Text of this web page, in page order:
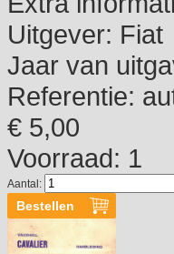
Uitgever: Fiat
Jaar van
Referentie:
€ 5,00
Voorraad: 1
Aantal: